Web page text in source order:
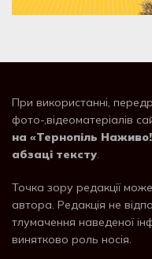
При використанні,
фото-,відеоматеріалів
на «Тернопіль
абзаці тексту.
Точка зору редакції
автора. Редакція не
тлумачення наведеної
винятково роль носія.